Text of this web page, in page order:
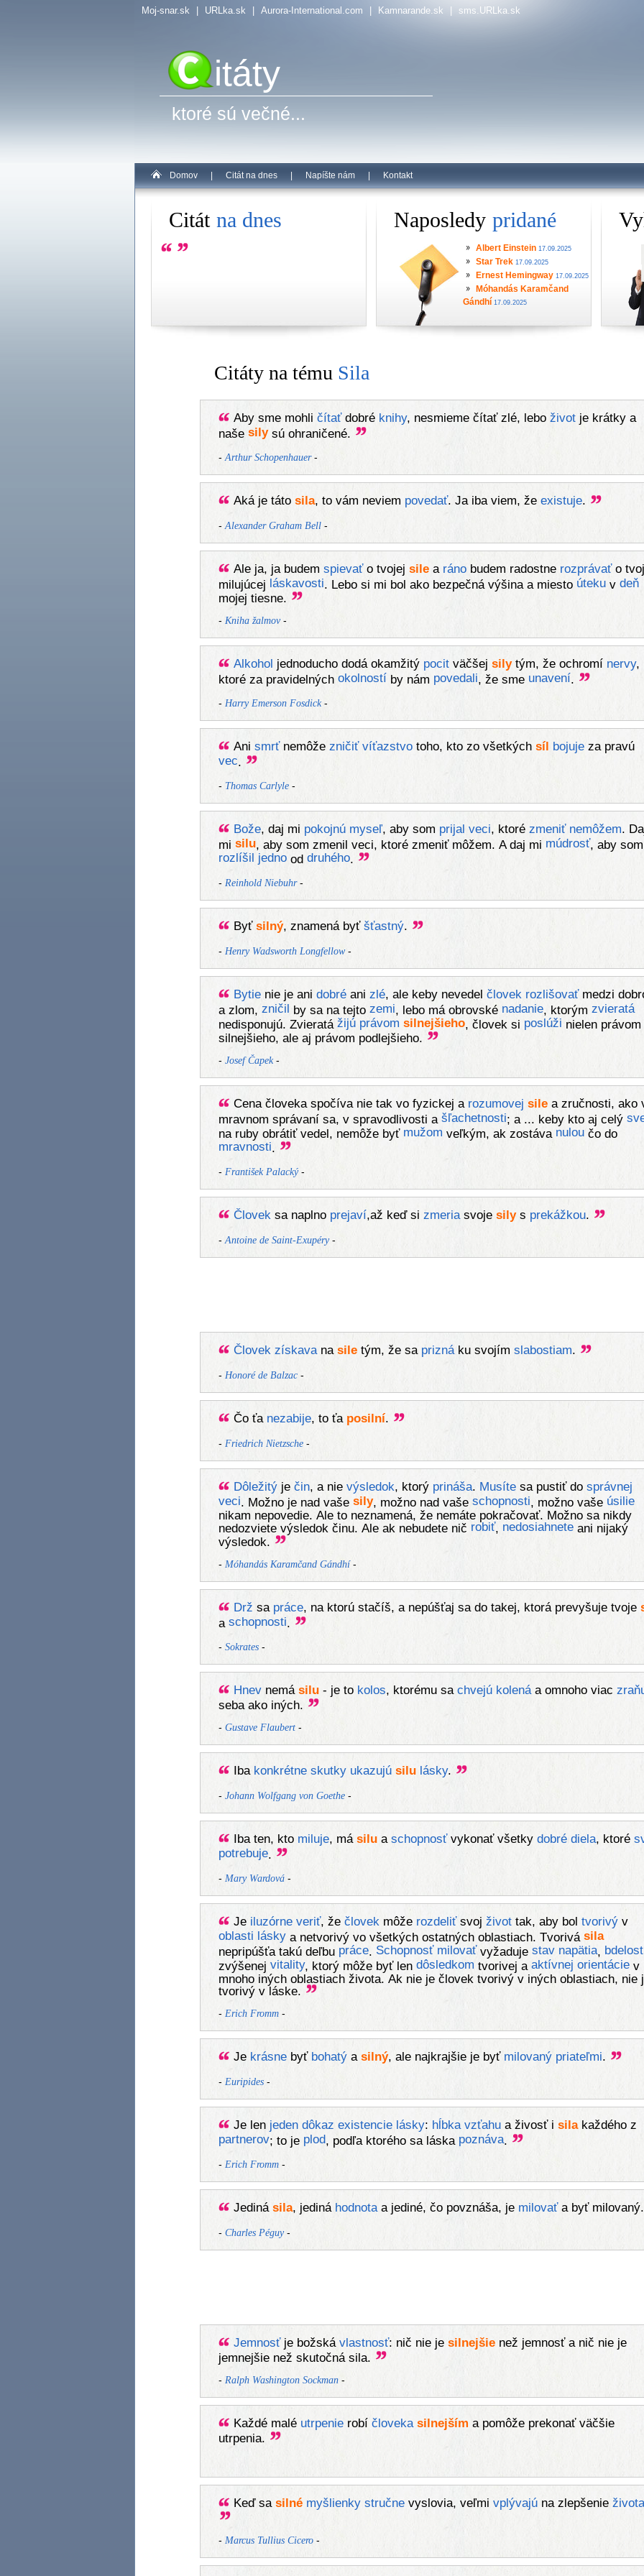
Moj-snar.sk URLka.sk Aurora-International.com Kamnarande.sk sms.URLka.sk
itáty
ktoré sú večné...
Domov Citát na dnes Napíšte nám Kontakt
Citát na dnes Naposledy pridané
Albert Einstein 17.09.2025
Star Trek 17.09.2025
Ernest Hemingway 17.09.2025
Móhandás Karamčand
Gándhí 17.09.2025
Citáty na tému Sila
Aby sme mohli čítaťdobré knihy, nesmieme čítať zlé, lebo životje krátky a
naše silysú ohraničené.
- Arthur Schopenhauer-
Aká je táto sila, to vám neviem povedať. Ja iba viem, že existuje.
- Alexander Graham Bell-
Ale ja, ja budem spievaťo tvojej silea ránobudem radostne rozprávaťo
milujúcej láskavosti . Lebo si mi bol ako bezpečná výšina a miesto útekuv deň
mojej tiesne.
- Kniha žalmov-
Alkohol jednoducho dodá okamžitý pocitväčšej silytým, že ochromí nervy,
ktoré za pravidelných okolností by nám povedali , že sme unavení
- Harry Emerson Fosdick-
Ani smrťnemôže zničiť víťazstvotoho, kto zo všetkých síl bojujeza pravú
vec
- Thomas Carlyle-
Bože, daj mi pokojnú myseľ, aby som prijal veci, ktoré zmeniť nemôžem.
mi silu, aby som zmenil veci, ktoré zmeniť môžem. A daj mi múdrosť, aby som
rozlíšil jednood druhého.
- Reinhold Niebuhr-
Byť silný, znamená byť šťastný.
- Henry Wadsworth Longfellow-
Bytienie je ani dobréani zlé, ale keby nevedel človek rozlišovaťmedzi
a zlom, zničil by sa na tejto zemi , lebo má obrovské nadanie, ktorým zvieratá
nedisponujú. Zvieratá žijú právom silnejšieho, človek si poslúži nielen právom
silnejšieho, ale aj právom podlejšieho.
- Josef Čapek-
Cena človeka spočíva nie tak vo fyzickej a rozumovej silea zručnosti, ako
mravnom správaní sa, v spravodlivosti a šľachetnosti; a ... keby kto aj celý
na ruby obrátiť vedel, nemôže byť mužom veľkým, ak zostáva nuloučo do
mravnosti
- František Palacký-
Človeksa naplno prejaví,až keď si zmeriasvoje silys prekážkou.
- Antoine de Saint-Exupéry-
Človek získavana siletým, že sa priznáku svojím slabostiam.
- Honoré de Balzac-
Čo ťa nezabije, to ťa posilní.
- Friedrich Nietzsche-
Dôležitýje čin, a nie výsledok, ktorý prináša. Musítesa pustiť do správnej
veci . Možno je nad vaše sily, možno nad vaše schopnosti , možno vaše úsilie
nikam nepovedie. Ale to neznamená, že nemáte pokračovať. Možno sa nikdy
nedozviete výsledok činu. Ale ak nebudete nič robiť, nedosiahneteani nijaký
výsledok.
- Móhandás Karamčand Gándhí-
Drž sa práce, na ktorú stačíš, a nepúšťaj sa do takej, ktorá prevyšuje tvoje
a schopnosti
- Sokrates-
Hnevnemá silu- je to kolos, ktorému sa chvejú kolenáa omnoho viac
seba ako iných.
- Gustave Flaubert-
Iba konkrétne skutky ukazujú silu lásky.
- Johann Wolfgang von Goethe-
Iba ten, kto miluje, má silua schopnosťvykonať všetky dobré diela, ktoré
potrebuje.
- Mary Wardová-
Je iluzórne veriť, že človekmôže rozdeliťsvoj živottak, aby bol tvorivýv
oblasti láskya netvorivý vo všetkých ostatných oblastiach. Tvorivá sila
nepripúšťa takú deľbu práce. Schopnosť milovaťvyžaduje stav napätia,
zvýšenej vitality, ktorý môže byť len dôsledkom tvorivej a aktívnej orientáciev
mnoho iných oblastiach života. Ak nie je človek tvorivý v iných oblastiach, nie
tvorivý v láske.
- Erich Fromm-
Je krásnebyť bohatýa silný, ale najkrajšie je byť milovaný priateľmi.
- Euripides-
Je len jeden dôkaz existencie lásky: hĺbka vzťahua živosť i silakaždého z
partnerov; to je plod , podľa ktorého sa láska poznáva.
- Erich Fromm-
Jediná sila, jediná hodnotaa jediné, čo povznáša, je milovaťa byť
- Charles Péguy-
Jemnosťje božská vlastnosť: nič nie je silnejšienež jemnosť a nič nie je
jemnejšie než skutočná sila.
- Ralph Washington Sockman-
Každé malé utrpenierobí človeka silnejším a pomôže prekonať väčšie
utrpenia.
Keď sa silné myšlienky stručnevyslovia, veľmi vplývajúna zlepšenie života
- Marcus Tullius Cicero-